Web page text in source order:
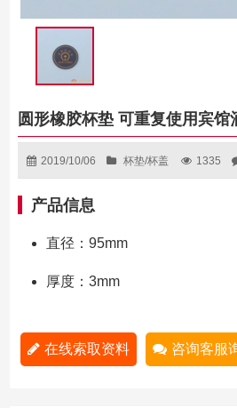
圆形橡胶杯垫 可重复使用宾馆
2019/10/06 杯垫/杯盖 1335
产品信息
直径：95mm
厚度：3mm
在线索取资料 咨询客服